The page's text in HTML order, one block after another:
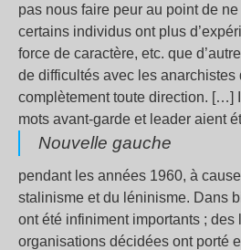
pas nous faire peur au point de
certains individus ont plus
force de caractère, etc. que
de difficultés avec les anarchistes
complètement toute direction. […]
mots avant-garde et leader aient
Nouvelle gauche
pendant les années 1960, à
stalinisme et du léninisme. Dans
ont été infiniment importants ; des
organisations décidées ont porté